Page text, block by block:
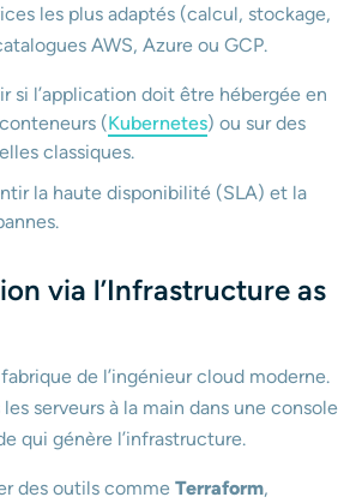
les plus adaptés (calcul, stockage,
AWS, Azure ou GCP.
si l’application doit être hébergée en
(Kubernetes) ou sur des
classiques.
la haute disponibilité (SLA) et la
via l’Infrastructure as
de l’ingénieur cloud moderne.
serveurs à la main dans une console
qui génère l’infrastructure.
des outils comme Terraform,